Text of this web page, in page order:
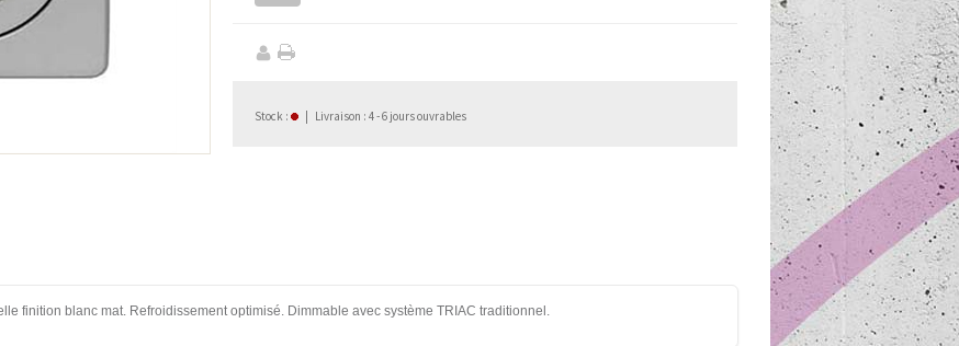
Stock : Livraison : 4 - 6 jours ouvrables
finition blanc mat. Refroidissement optimisé. Dimmable avec système TRIAC traditionnel.